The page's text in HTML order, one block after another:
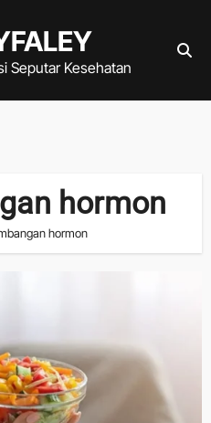
Seputar Kesehatan
hormon
hormon